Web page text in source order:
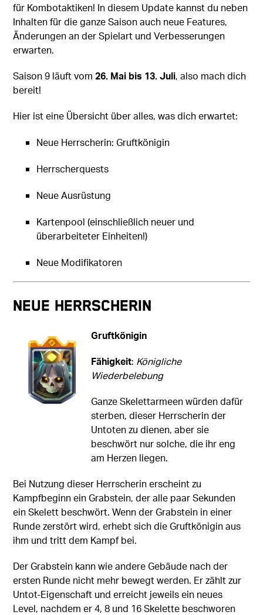
für Kombotaktiken! In diesem Update kannst du neben
Inhalten für die ganze Saison auch neue Features,
Änderungen an der Spielart und Verbesserungen
erwarten.
Saison 9 läuft vom26. Mai bis 13. Juli, also mach dich
bereit!
Hier ist eine Übersicht über alles, was dich erwartet:
Neue Herrscherin: Gruftkönigin
Herrscherquests
Neue Ausrüstung
Kartenpool (einschließlich neuer und
überarbeiteter Einheiten!)
Neue Modifikatoren
Neue Herrscherin
Gruftkönigin
Fähigkeit: Königliche
Wiederbelebung
Ganze Skelettarmeen würden dafür
sterben, dieser Herrscherin der
Untoten zu dienen, aber sie
beschwört nur solche, die ihr eng
am Herzen liegen.
Bei Nutzung dieser Herrscherin erscheint zu
Kampfbeginn ein Grabstein, der alle paar Sekunden
ein Skelett beschwört. Wenn der Grabstein in einer
Runde zerstört wird, erhebt sich die Gruftkönigin aus
ihm und tritt dem Kampf bei.
Der Grabstein kann wie andere Gebäude nach der
ersten Runde nicht mehr bewegt werden. Er zählt zur
Untot-Eigenschaft und erreicht jeweils ein neues
Level, nachdem er 4, 8 und 16 Skelette beschworen